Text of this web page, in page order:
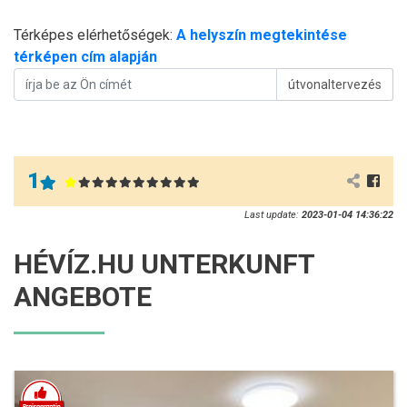
Térképes elérhetőségek: A helyszín megtekintése
térképen cím alapján
útvonaltervezés
1
Last update: 2023-01-04 14:36:22
HÉVÍZ.HU UNTERKUNFT
ANGEBOTE